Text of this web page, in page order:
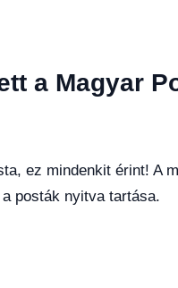
a Magyar
ez mindenkit érint! A
posták nyitva tartása.